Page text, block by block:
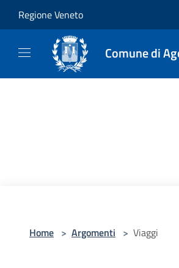
Regione Veneto
Comune di
Home > Argomenti > Viaggi